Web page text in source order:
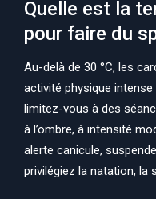
Quelle est la
pour faire du
Au-delà de 30 °C, les
activité physique intense
limitez-vous à des
à l’ombre, à intensité
alerte canicule,
privilégiez la natation, la